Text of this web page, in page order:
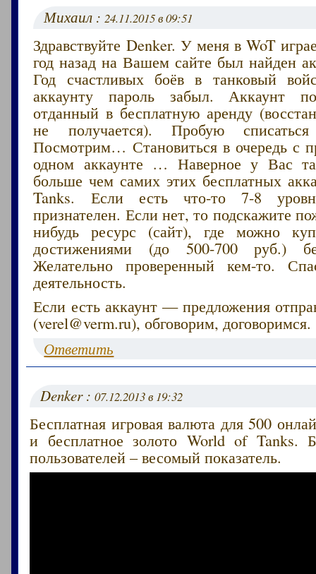
Михаил :24.11.2015 в 09:51
Здравствуйте Denker. У меня в WoT
год назад на Вашем сайте был найден
Год счастливых боёв в танковый
аккаунту пароль забыл. Аккаунт
отданный в бесплатную аренду
не получается). Пробую
Посмотрим… Становиться в очередь с
одном аккаунте … Наверное у Вас
больше чем самих этих бесплатных
Tanks. Если есть что-то 7-8
признателен. Если нет, то подскажите
нибудь ресурс (сайт), где можно
достижениями (до 500-700 руб.)
Желательно проверенный кем-то.
деятельность.
Если есть аккаунт — предложения
(verel@verm.ru), обговорим, договоримся.
Ответить
Denker :07.12.2013 в 19:32
Бесплатная игровая валюта для 500
и бесплатное золото World of Tanks.
пользователей – весомый показатель.